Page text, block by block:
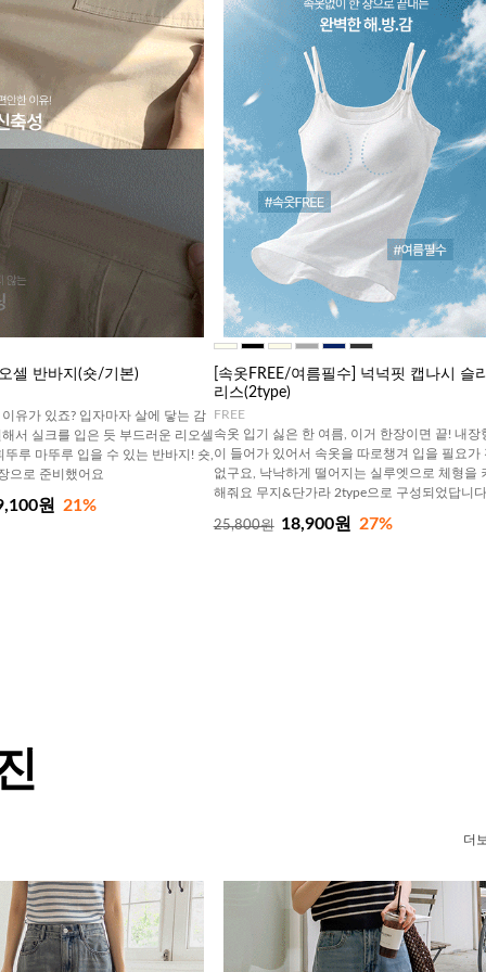
셀 반바지(숏/기본)
유가 있죠? 입자마자 살에 닿는 감
서 실크를 입은 듯 부드러운 리오셀
루 마뚜루 입을 수 있는 반바지! 숏,
으로 준비했어요
원 21%
[속옷FREE/여름필수] 넉넉핏 캡나시 슬
리스(2type)
FREE
속옷 입기 싫은 한 여름, 이거 한장이면 끝! 내장
이 들어가 있어서 속옷을 따로챙겨 입을 필요가
없구요, 낙낙하게 떨어지는 실루엣으로 체형을
해줘요 무지&단가라 2type으로 구성되었답니다
25,800원 18,900원 27%
더